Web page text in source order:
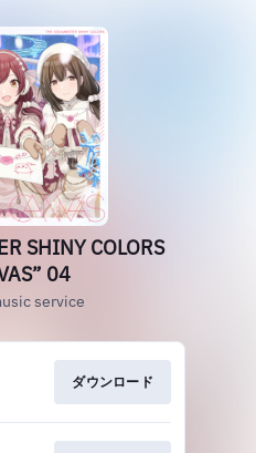
SHINY COLORS
04
service
ダウンロード